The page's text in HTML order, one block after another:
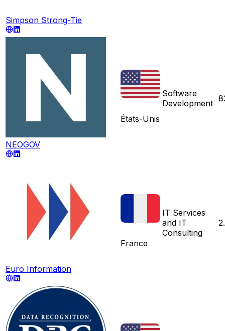
Simpson Strong-Tie
NEOGOV
États-Unis
Software
Development
Euro Information
France
IT Services
and IT
Consulting